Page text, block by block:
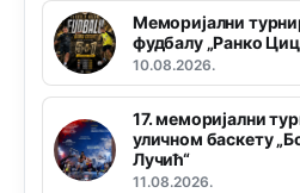
Меморијални
фудбалу „Ранко
10.08.2026.
17. меморијални
уличном баскету
Лучић“
11.08.2026.